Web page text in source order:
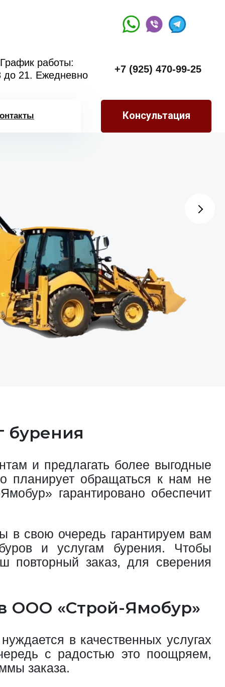
График работы:
до 21. Ежедневно
+7 (925) 470-99-25
Консультация
бурения
и предлагать более выгодные
планирует обращаться к нам не
гарантировано обеспечит
свою очередь гарантируем вам
и услугам бурения. Чтобы
повторный заказ, для сверения
ООО «Строй-Ямобур»
в качественных услугах
с радостью это поощряем,
заказа.